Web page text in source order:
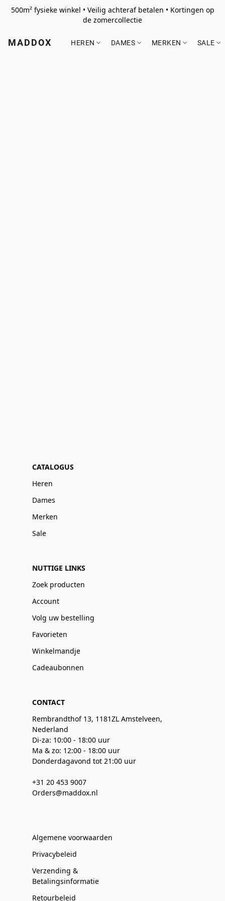
500m² fysieke winkel • Veilig achteraf betalen • Kortingen op
de zomercollectie
MADDOX HEREN DAMES MERKEN SALE
CATALOGUS
Heren
Dames
Merken
Sale
NUTTIGE LINKS
Zoek producten
Account
Volg uw bestelling
Favorieten
Winkelmandje
Cadeaubonnen
CONTACT
Rembrandthof 13, 1181ZL Amstelveen,
Nederland
Di-za: 10:00 - 18:00 uur
Ma & zo: 12:00 - 18:00 uur
Donderdagavond tot 21:00 uur
+31 20 453 9007
Orders@maddox.nl
Algemene voorwaarden
Privacybeleid
Verzending &
Betalingsinformatie
Retourbeleid